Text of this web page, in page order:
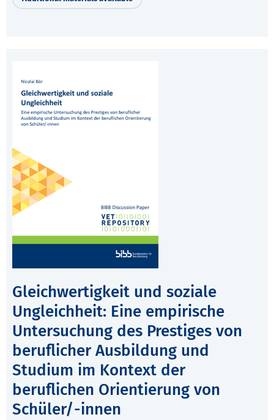
Gleichwertigkeit und soziale
Ungleichheit: Eine empirische
Untersuchung des Prestiges von
beruflicher Ausbildung und
Studium im Kontext der
beruflichen Orientierung von
Schüler/-innen